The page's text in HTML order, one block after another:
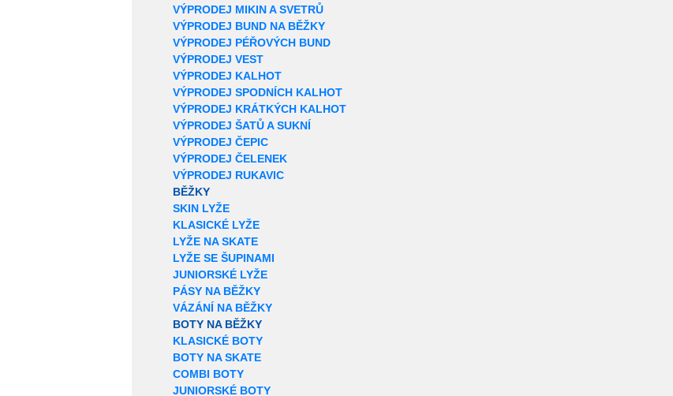
VÝPRODEJ MIKIN A SVETRŮ
VÝPRODEJ BUND NA BĚŽKY
VÝPRODEJ PÉŘOVÝCH BUND
VÝPRODEJ VEST
VÝPRODEJ KALHOT
VÝPRODEJ SPODNÍCH KALHOT
VÝPRODEJ KRÁTKÝCH KALHOT
VÝPRODEJ ŠATŮ A SUKNÍ
VÝPRODEJ ČEPIC
VÝPRODEJ ČELENEK
VÝPRODEJ RUKAVIC
BĚŽKY
SKIN LYŽE
KLASICKÉ LYŽE
LYŽE NA SKATE
LYŽE SE ŠUPINAMI
JUNIORSKÉ LYŽE
PÁSY NA BĚŽKY
VÁZÁNÍ NA BĚŽKY
BOTY NA BĚŽKY
KLASICKÉ BOTY
BOTY NA SKATE
COMBI BOTY
JUNIORSKÉ BOTY